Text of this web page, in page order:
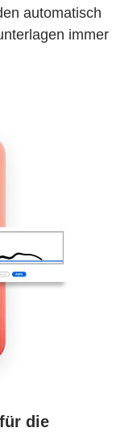
automatisch
immer
die